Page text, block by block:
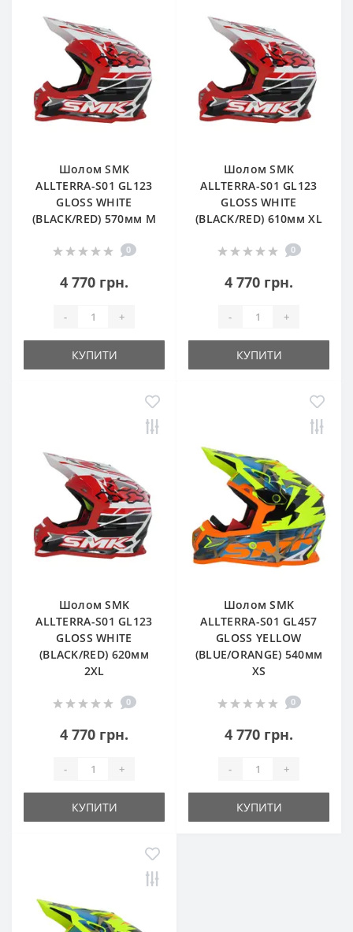
Шолом SMK
ALLTERRA-S01 GL123
GLOSS WHITE
(BLACK/RED) 570мм M
0
4 770 грн.
- +
КУПИТИ
Шолом SMK
ALLTERRA-S01 GL123
GLOSS WHITE
(BLACK/RED) 610мм XL
0
4 770 грн.
- +
КУПИТИ
Шолом SMK
ALLTERRA-S01 GL123
GLOSS WHITE
(BLACK/RED) 620мм
2XL
0
4 770 грн.
- +
КУПИТИ
Шолом SMK
ALLTERRA-S01 GL457
GLOSS YELLOW
(BLUE/ORANGE) 540мм
XS
0
4 770 грн.
- +
КУПИТИ